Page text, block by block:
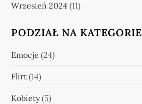
Wrzesień 2024 (11)
PODZIAŁ NA KATEGORIE
Emocje (24)
Flirt (14)
Kobiety(5)